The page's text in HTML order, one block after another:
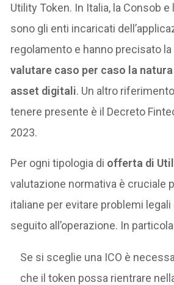
Utility Token. In Italia, la Consob e
sono gli enti incaricati
regolamento e hanno precisato
valutare caso per caso la
asset digitali. Un altro
tenere presente è il Decreto
2023.
Per ogni tipologia di offerta di
valutazione normativa è cruciale
italiane per evitare problemi legali
seguito all’operazione. In
Se si sceglie una ICO è
che il token possa rientrare